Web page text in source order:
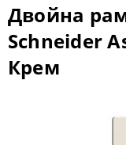
Двойна
Schneider
Крем